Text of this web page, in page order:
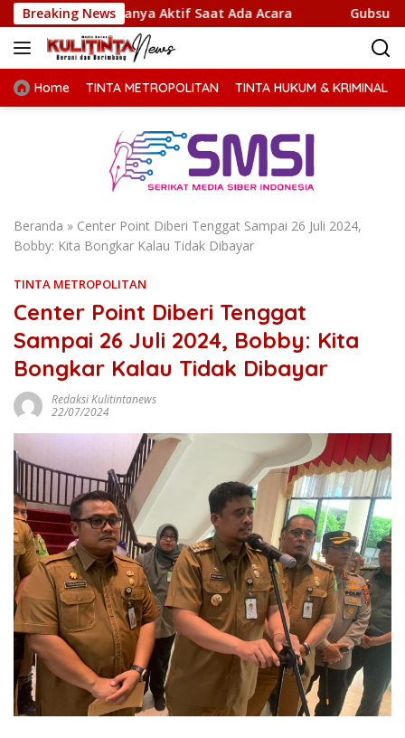
Langsung
ke
konten
Breaking News
Hanya Aktif Saat Ada Acara Gubsu Bobby
Home TINTA METROPOLITAN TINTA HUKUM & KRIMINAL
Beranda » Center Point Diberi Tenggat Sampai 26 Juli 2024,
Bobby: Kita Bongkar Kalau Tidak Dibayar
TINTA METROPOLITAN
Center Point Diberi Tenggat
Sampai 26 Juli 2024, Bobby: Kita
Bongkar Kalau Tidak Dibayar
Redaksi Kulitintanews
22/07/2024